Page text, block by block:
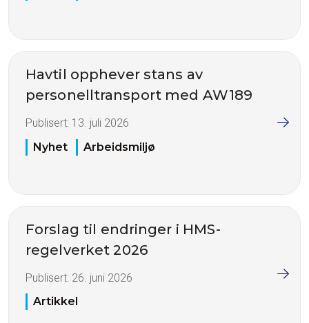
Havtil opphever stans av
personelltransport med AW189
Publisert: 13. juli 2026
Nyhet
Arbeidsmiljø
Forslag til endringer i HMS-
regelverket 2026
Publisert: 26. juni 2026
Artikkel